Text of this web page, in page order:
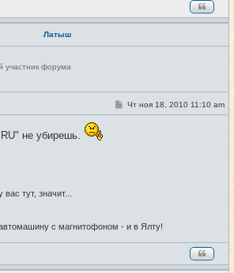
Латыш
участник форума
#7
С
о
Чт ноя 18, 2010 11:10 am
не убирешь.
тут, значит...
с магнитофоном - и в Ялту!